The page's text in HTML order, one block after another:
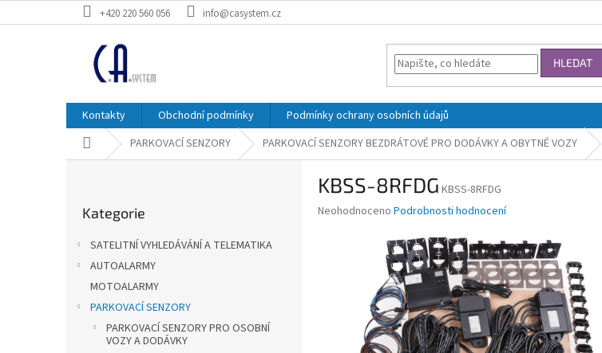
na
+420 220 560 056 info@casystem.cz
HLEDAT
Kontakty Obchodní podmínky
Podmínky ochrany osobních údajů
Domů PARKOVACÍ SENZORY PARKOVACÍ SENZORY BEZDRÁTOVÉ PRO DODÁVKY A OBYTNÉ VOZY
kategorie
Kategorie
SATELITNÍ VYHLEDÁVÁNÍ A TELEMATIKA
AUTOALARMY
MOTOALARMY
PARKOVACÍ SENZORY
PARKOVACÍ SENZORY PRO OSOBNÍ
VOZY A DODÁVKY
KBSS-8RFDG KBSS-8RFDG
Průměrné
Neohodnoceno Podrobnosti hodnocení